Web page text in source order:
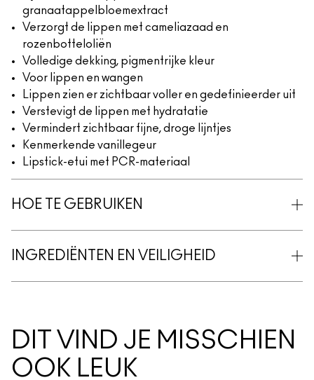
granaatappelbloemextract
Verzorgt de lippen met cameliazaad en
rozenbotteloliën
Volledige dekking, pigmentrijke kleur
Voor lippen en wangen
Lippen zien er zichtbaar voller en gedefinieerder uit
Verstevigt de lippen met hydratatie
Vermindert zichtbaar fijne, droge lijntjes
Kenmerkende vanillegeur
Lipstick-etui met PCR-materiaal
HOE TE GEBRUIKEN
INGREDIËNTEN EN VEILIGHEID
DIT VIND JE MISSCHIEN
OOK LEUK